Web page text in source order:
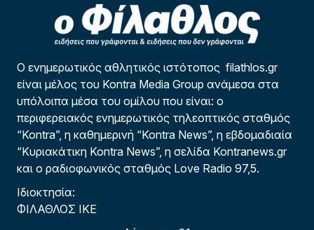
Ο ενημερωτικός αθλητικός ιστότοπος filathlos.gr
είναι μέλος του Kontra Media Group ανάμεσα στα
υπόλοιπα μέσα του ομίλου που είναι: ο
περιφερειακός ενημερωτικός τηλεοπτικός σταθμός
“Kontra”, η καθημερινή “Kontra News”, η εβδομαδιαία
“Κυριακάτικη Kontra News”, η σελίδα Kontranews.gr
και ο ραδιοφωνικός σταθμός Love Radio 97,5.
Ιδιοκτησία:
ΦΙΛΑΘΛΟΣ ΙΚΕ